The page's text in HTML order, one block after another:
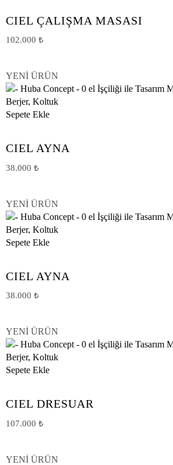
CIEL ÇALIŞMA MASASI
102.000 ₺
YENİ ÜRÜN
Sepete Ekle
CIEL AYNA
38.000 ₺
YENİ ÜRÜN
Sepete Ekle
CIEL AYNA
38.000 ₺
YENİ ÜRÜN
Sepete Ekle
CIEL DRESUAR
107.000 ₺
YENİ ÜRÜN